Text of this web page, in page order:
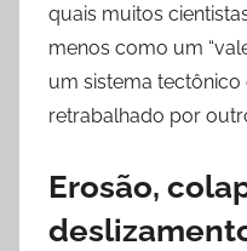
quais muitos
menos como um
um sistema
retrabalhado por
Erosão,